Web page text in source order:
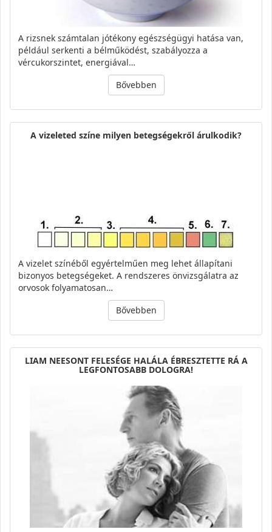
A rizsnek számtalan jótékony egészségügyi hatása van,
például serkenti a bélműködést, szabályozza a
vércukorszintet, energiával…
Bővebben
A vizeleted színe milyen betegségekről árulkodik?
A vizelet színéből egyértelműen meg lehet állapítani
bizonyos betegségeket. A rendszeres önvizsgálatra az
orvosok folyamatosan…
Bővebben
LIAM NEESONT FELESÉGE HALÁLA ÉBRESZTETTE RÁ A
LEGFONTOSABB DOLOGRA!